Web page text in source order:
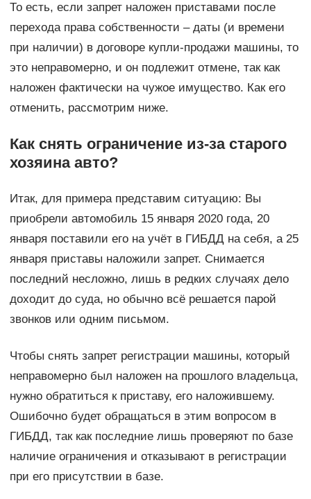
То есть, если запрет наложен приставами после
перехода права собственности – даты (и времени
при наличии) в договоре купли-продажи машины, то
это неправомерно, и он подлежит отмене, так как
наложен фактически на чужое имущество. Как его
отменить, рассмотрим ниже.
Как снять ограничение из-за старого
хозяина авто?
Итак, для примера представим ситуацию: Вы
приобрели автомобиль 15 января 2020 года, 20
января поставили его на учёт в ГИБДД на себя, а 25
января приставы наложили запрет. Снимается
последний несложно, лишь в редких случаях дело
доходит до суда, но обычно всё решается парой
звонков или одним письмом.
Чтобы снять запрет регистрации машины, который
неправомерно был наложен на прошлого владельца,
нужно обратиться к приставу, его наложившему.
Ошибочно будет обращаться в этим вопросом в
ГИБДД, так как последние лишь проверяют по базе
наличие ограничения и отказывают в регистрации
при его присутствии в базе.